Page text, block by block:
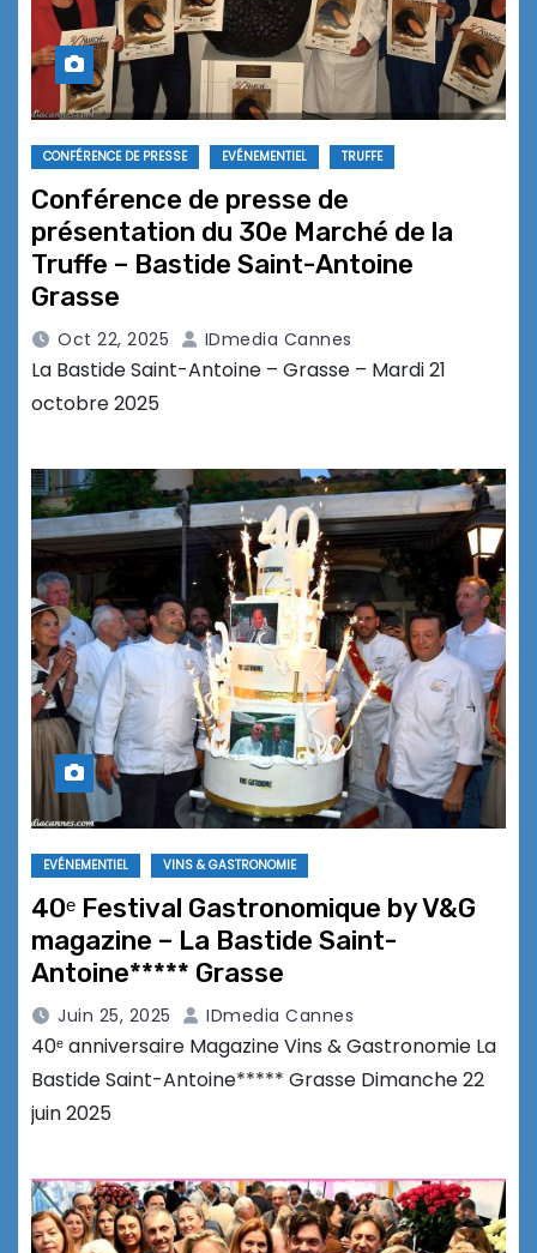
CONFÉRENCE DE PRESSE EVÉNEMENTIEL TRUFFE
Conférence de presse de
présentation du 30e Marché de la
Truffe – Bastide Saint-Antoine
Grasse
Oct 22, 2025 IDmedia Cannes
La Bastide Saint-Antoine – Grasse – Mardi 21
octobre 2025
EVÉNEMENTIEL VINS & GASTRONOMIE
40ᵉ Festival Gastronomique by V&G
magazine – La Bastide Saint-
Antoine***** Grasse
Juin 25, 2025 IDmedia Cannes
40ᵉ anniversaire Magazine Vins & Gastronomie La
Bastide Saint-Antoine***** Grasse Dimanche 22
juin 2025